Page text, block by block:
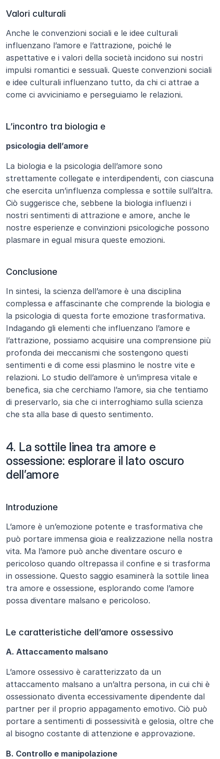
Valori culturali
Anche le convenzioni sociali e le idee culturali
influenzano l’amore e l’attrazione, poiché le
aspettative e i valori della società incidono sui nostri
impulsi romantici e sessuali. Queste convenzioni sociali
e idee culturali influenzano tutto, da chi ci attrae a
come ci avviciniamo e perseguiamo le relazioni.
L’incontro tra biologia e
psicologia dell’amore
La biologia e la psicologia dell’amore sono
strettamente collegate e interdipendenti, con ciascuna
che esercita un’influenza complessa e sottile sull’altra.
Ciò suggerisce che, sebbene la biologia influenzi i
nostri sentimenti di attrazione e amore, anche le
nostre esperienze e convinzioni psicologiche possono
plasmare in egual misura queste emozioni.
Conclusione
In sintesi, la scienza dell’amore è una disciplina
complessa e affascinante che comprende la biologia e
la psicologia di questa forte emozione trasformativa.
Indagando gli elementi che influenzano l’amore e
l’attrazione, possiamo acquisire una comprensione più
profonda dei meccanismi che sostengono questi
sentimenti e di come essi plasmino le nostre vite e
relazioni. Lo studio dell’amore è un’impresa vitale e
benefica, sia che cerchiamo l’amore, sia che tentiamo
di preservarlo, sia che ci interroghiamo sulla scienza
che sta alla base di questo sentimento.
4. La sottile linea tra amore e
ossessione: esplorare il lato oscuro
dell’amore
Introduzione
L’amore è un’emozione potente e trasformativa che
può portare immensa gioia e realizzazione nella nostra
vita. Ma l’amore può anche diventare oscuro e
pericoloso quando oltrepassa il confine e si trasforma
in ossessione. Questo saggio esaminerà la sottile linea
tra amore e ossessione, esplorando come l’amore
possa diventare malsano e pericoloso.
Le caratteristiche dell’amore ossessivo
A. Attaccamento malsano
L’amore ossessivo è caratterizzato da un
attaccamento malsano a un’altra persona, in cui chi è
ossessionato diventa eccessivamente dipendente dal
partner per il proprio appagamento emotivo. Ciò può
portare a sentimenti di possessività e gelosia, oltre che
al bisogno costante di attenzione e approvazione.
B. Controllo e manipolazione